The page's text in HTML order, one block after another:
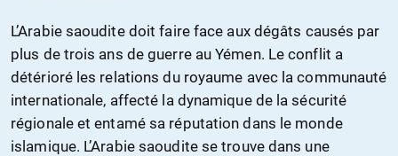
L’Arabie saoudite doit faire face aux dégâts causés par
plus de trois ans de guerre au Yémen. Le conflit a
détérioré les relations du royaume avec la communauté
internationale, affecté la dynamique de la sécurité
régionale et entamé sa réputation dans le monde
islamique. L’Arabie saoudite se trouve dans une